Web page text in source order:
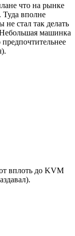
что на рынке
Туда вполне
стал так делать
машинка
вплоть до KVM